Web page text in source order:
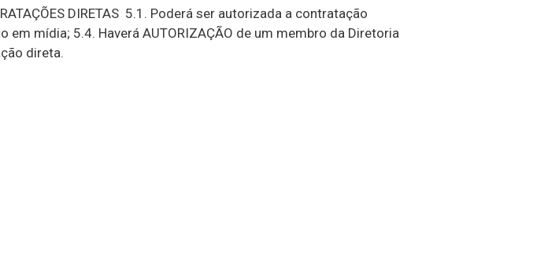
DIRETAS 5.1. Poderá ser autorizada a contratação
mídia; 5.4. Haverá AUTORIZAÇÃO de um membro da Diretoria
direta.